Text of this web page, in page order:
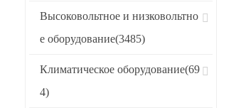
Высоковольтное и низковольтно
е оборудование(3485)
Климатическое оборудование(69
4)
Новинки